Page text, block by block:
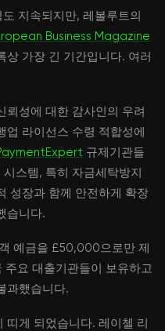
지속되지만, 레볼루트의
Business Magazine
가장 긴 기간입니다. 여러
뢰성에 대한 감사인의 우려
업 라이선스 수령 적합성에
규제기관들
스템, 특히 자금세탁방지
성장과 함께 안전하게 확장
습니다.
예금을 £50,000으로만 제
주요 대출기관들이 보유하고
과했습니다.
띠게 되었습니다. 레이첼 리